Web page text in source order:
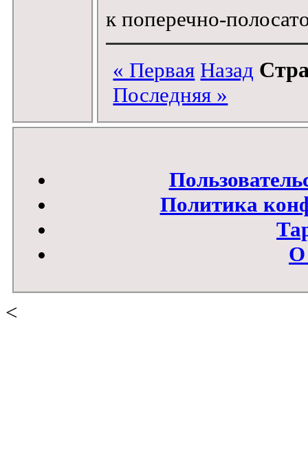
к поперечно-
« Первая Назад
Последняя »
Политика
О
<